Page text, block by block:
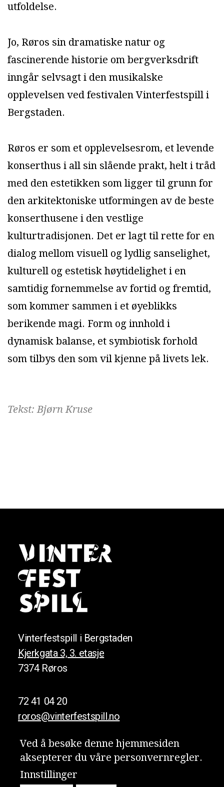
utfoldelse.
Jo, Røros sin dramatiske natur og
fascinerende historie om bergverksdrift
inngår selvsagt i den musikalske
opplevelsen ved festivalen Vinterfestspill i
Bergstaden.
Røros er som et opplevelsesrom, et levende
konserthus i all sin slående prakt, helt i tråd
med den estetikken som ligger til grunn for
den arkitektoniske utformingen av de beste
konserthusene i den vestlige
kulturtradisjonen. Det er lagt til rette for en
dialog mellom visuell og lydlig sanselighet,
kulturell og estetisk høytidelighet i en
samtidig fornemmelse av fortid og fremtid,
som kommer sammen i et øyeblikks
berikende magi. Form og innhold i
dynamisk balanse, et symbiotisk forhold
som tilbys den som vil kjenne på livets lek.
Tekst: Bjørn Kruse
Vinterfestspill i Bergstaden
Kjerkgata 3, 3. etasje
7374 Røros
72 41 04 20
roros@vinterfestspill.no
Meld deg på nyhetsbrevet vårt!
Personvern
Ved å besøke denne hjemmesiden
aksepterer du våre person­vern­regler.
Innstillinger